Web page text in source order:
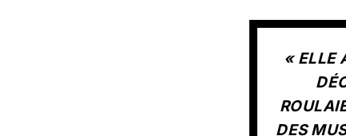
« ELLE
DES